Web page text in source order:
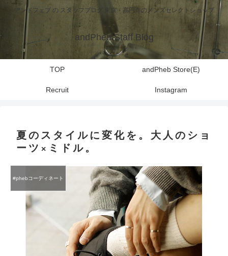
アンドフェブ の スタッフブログ 東京・高円寺のメンズセレクトショップ
andPheb Staff Blog
TOP andPheb Store(E)
Recruit Instagram
夏のスタイルに変化を。大人のショ
ーツ×ミドル。
#phebコーディネート